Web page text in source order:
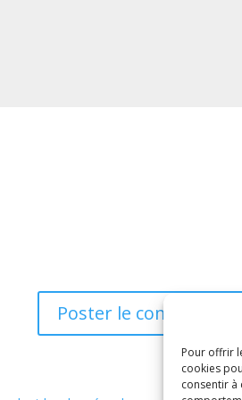
Pour offrir
cookies
consentir à